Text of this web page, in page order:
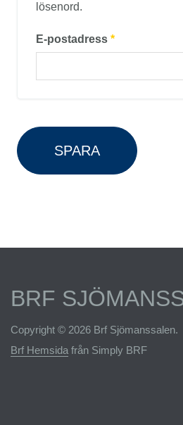
lösenord.
E-postadress *
SPARA
BRF
Copyright © 2026 Brf Sjömanssalen.
Brf Hemsida från Simply BRF